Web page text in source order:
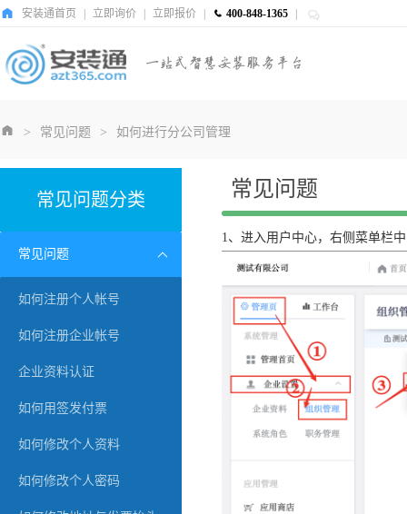
安装通首页 立即询价 立即报价 400-848-1365
> 常见问题 > 如何进行分公司管理
常见问题分类
常见问题
如何注册个人帐号
如何注册企业帐号
企业资料认证
如何用签发付票
如何修改个人资料
如何修改个人密码
常见问题
1、进入用户中心，右侧菜单栏